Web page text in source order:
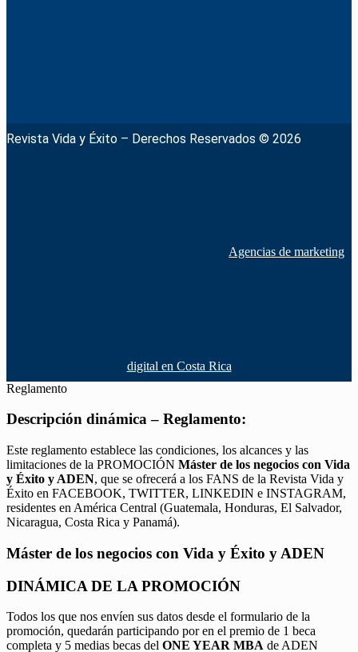
Revista Vida y Éxito – Derechos Reservados © 2026
Agencias de marketing
digital en Costa Rica
Reglamento
Descripción dinámica – Reglamento:
Este reglamento establece las condiciones, los alcances y las
limitaciones de la PROMOCIÓN Máster de los negocios con Vida
y Éxito y ADEN, que se ofrecerá a los FANS de la Revista Vida y
Éxito en FACEBOOK, TWITTER, LINKEDIN e INSTAGRAM,
residentes en América Central (Guatemala, Honduras, El Salvador,
Nicaragua, Costa Rica y Panamá).
Máster de los negocios con Vida y Éxito y ADEN
DINÁMICA DE LA PROMOCIÓN
Todos los que nos envíen sus datos desde el formulario de la
promoción, quedarán participando por en el premio de 1 beca
completa y 5 medias becas del ONE YEAR MBA de ADEN